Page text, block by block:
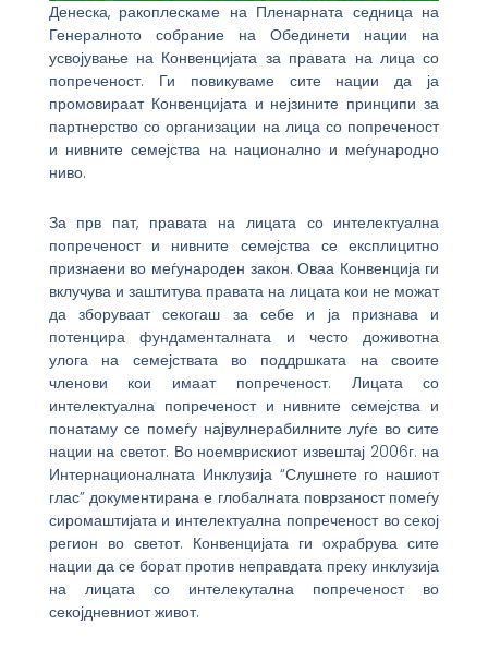
Денеска, ракоплескаме на Пленарната седница на
Генералното собрание на Обединети нации на
усвојување на Конвенцијата за правата на лица со
попреченост. Ги повикуваме сите нации да ја
промовираат Конвенцијата и нејзините принципи за
партнерство со организации на лица со попреченост
и нивните семејства на национално и меѓународно
ниво.
За прв пат, правата на лицата со интелектуална
попреченост и нивните семејства се експлицитно
признаени во меѓународен закон. Оваа Конвенција ги
вклучува и заштитува правата на лицата кои не можат
да зборуваат секогаш за себе и ја признава и
потенцира фундаменталната и често доживотна
улога на семејствата во поддршката на своите
членови кои имаат попреченост. Лицата со
интелектуална попреченост и нивните семејства и
понатаму се помеѓу највулнерабилните луѓе во сите
нации на светот. Во ноемврискиот извештај 2006г. на
Интернационалната Инклузија “Слушнете го нашиот
глас” документирана е глобалната поврзаност помеѓу
сиромаштијата и интелектуална попреченост во секој
регион во светот. Конвенцијата ги охрабрува сите
нации да се борат против неправдата преку инклузија
на лицата со интелекутална попреченост во
секојдневниот живот.